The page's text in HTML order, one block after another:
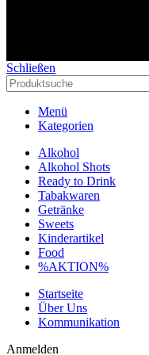
Schließen
Menü
Kategorien
Alkohol
Alkohol Shots
Ready to Drink
Tabakwaren
Getränke
Sweets
Kinderartikel
Food
%AKTION%
Startseite
Über Uns
Kommunikation
Anmelden